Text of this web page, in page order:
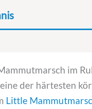
im
der härtesten
Little